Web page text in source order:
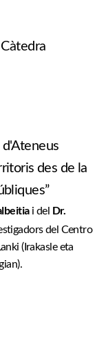
des de la
i del Dr.
del Centro
(Irakasle eta